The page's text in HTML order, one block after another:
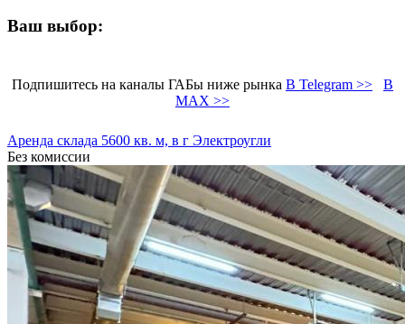
Ваш выбор:
Подпишитесь на каналы ГАБы ниже рынка В Telegram >>
В
MAX >>
Аренда склада 5600 кв. м, в г Электроугли
Без комиссии